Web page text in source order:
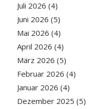
Juli 2026 (4)
Juni 2026 (5)
Mai 2026 (4)
April 2026 (4)
März 2026 (5)
Februar 2026 (4)
Januar 2026 (4)
Dezember 2025 (5)